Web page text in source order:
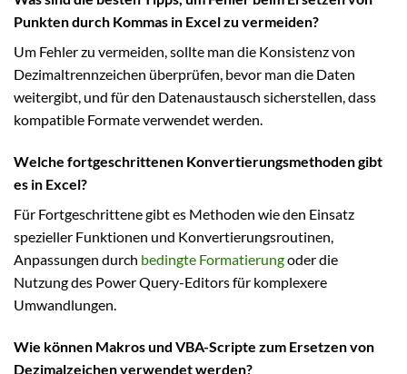
Punkten durch Kommas in Excel zu vermeiden?
Um Fehler zu vermeiden, sollte man die Konsistenz von
Dezimaltrennzeichen überprüfen, bevor man die Daten
weitergibt, und für den Datenaustausch sicherstellen, dass
kompatible Formate verwendet werden.
Welche fortgeschrittenen Konvertierungsmethoden gibt
es in Excel?
Für Fortgeschrittene gibt es Methoden wie den Einsatz
spezieller Funktionen und Konvertierungsroutinen,
Anpassungen durch bedingte Formatierungoder die
Nutzung des Power Query-Editors für komplexere
Umwandlungen.
Wie können Makros und VBA-Scripte zum Ersetzen von
Dezimalzeichen verwendet werden?